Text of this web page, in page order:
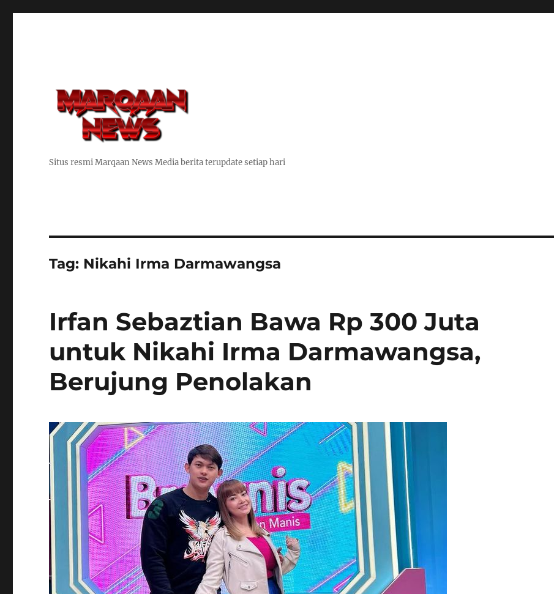
Situs resmi Marqaan News Media berita terupdate setiap hari
Tag: Nikahi Irma Darmawangsa
Irfan Sebaztian Bawa Rp 300 Juta
untuk Nikahi Irma Darmawangsa,
Berujung Penolakan